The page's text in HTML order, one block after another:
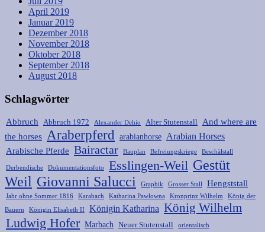
April 2019
Januar 2019
Dezember 2018
November 2018
Oktober 2018
September 2018
August 2018
Schlagwörter
Abbruch Abbruch 1972 Alexander Dehio Alter Stutenstall
And where are
the horses Araberpferd arabianhorse Arabian Horses
Arabische Pferde Bairactar Bauplan Befreiungskriege Beschälstall
Derbendische Dokumentationsfoto Esslingen-Weil Gestüt
Weil Giovanni Salucci Graphik Grosser Stall Hengststall
Jahr ohne Sommer 1816 Karabach Katharina Pawlowna Kronprinz Wilhelm König der
Bauern Königin Elisabeth II Königin Katharina König Wilhelm
Ludwig Hofer Marbach Neuer Stutenstall orientalisch